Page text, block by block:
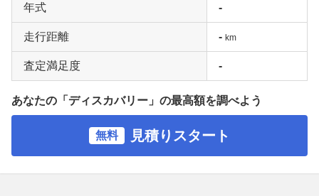
年式 -
走行距離 - km
査定満足度 -
あなたの「ディスカバリー」の最高額を調べよう
無料 見積りスタート